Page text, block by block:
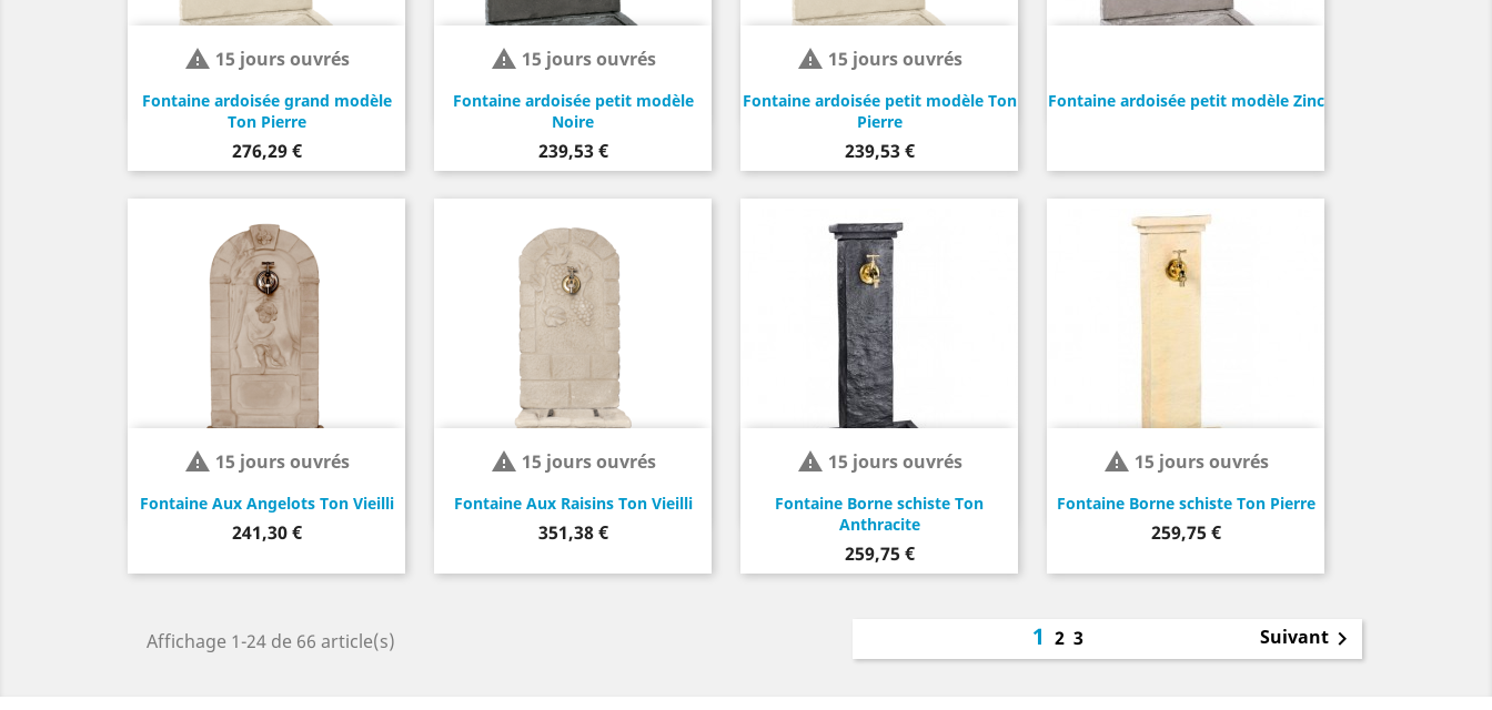
Fontaine ardoisée grand modèle
Ton Pierre
Prix
276,29 €
 15 jours ouvrés
Fontaine ardoisée petit modèle
Noire
Prix
239,53 €
 15 jours ouvrés
Fontaine ardoisée petit modèle Ton
Pierre
Prix
239,53 €
 15 jours ouvrés
Fontaine ardoisée petit modèle Zinc
Fontaine Aux Angelots Ton Vieilli
Prix
241,30 €
 15 jours ouvrés
Fontaine Aux Raisins Ton Vieilli
Prix
351,38 €
 15 jours ouvrés
Fontaine Borne schiste Ton
Anthracite
Prix
259,75 €
 15 jours ouvrés
Fontaine Borne schiste Ton Pierre
Prix
259,75 €
 15 jours ouvrés
Affichage 1-24 de 66 article(s) 123 Suivant